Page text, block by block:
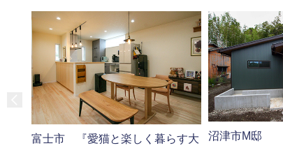
富士市 『愛猫と楽しく暮らす大
沼津市M邸